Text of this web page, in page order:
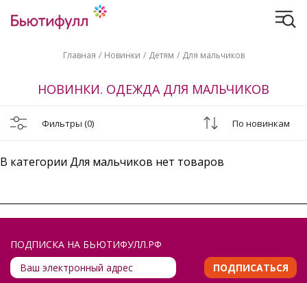
Главная Новинки Детям Для мальчиков
НОВИНКИ. ОДЕЖДА ДЛЯ МАЛЬЧИКОВ
Фильтры (0) По новинкам
В категории Для мальчиков нет товаров
ПОДПИСКА НА БЬЮТИФУЛЛ.РФ
ПОДПИСАТЬСЯ